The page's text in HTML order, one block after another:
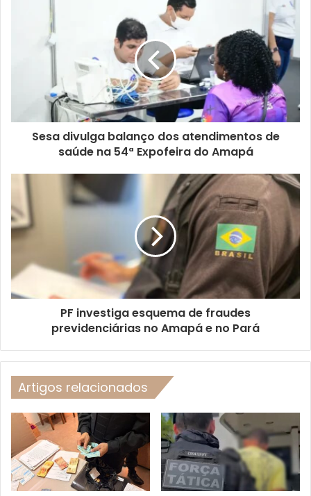
Sesa divulga balanço dos atendimentos de
saúde na 54ª Expofeira do Amapá
PF investiga esquema de fraudes
previdenciárias no Amapá e no Pará
Artigos relacionados